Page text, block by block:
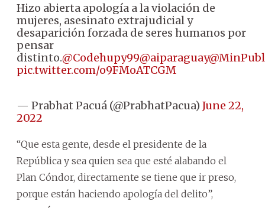
Hizo abierta apología a la violación de
mujeres, asesinato extrajudicial y
desaparición forzada de seres humanos por
pensar
distinto.@Codehupy99@aiparaguay
pic.twitter.com/o9FMoATCGM
— Prabhat Pacuá (@PrabhatPacua) June 22,
2022
“Que esta gente, desde el presidente de la
República y sea quien sea que esté alabando el
Plan Cóndor, directamente se tiene que ir preso,
porque están haciendo apología del delito”,